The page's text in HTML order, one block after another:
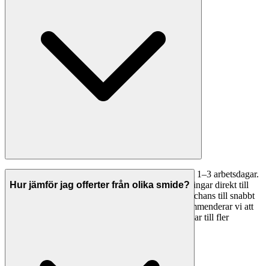
Intresserade smide i Sigtuna hör oftast av sig inom 1–3 arbetsdagar.
Med Svenska Hantverkare kan du skicka förfrågningar direkt till
flera företag samtidigt — fler mottagare ger bättre chans till snabbt
svar. Om du inte fått svar inom ett par dagar rekommenderar vi att
du kontaktar företaget direkt via telefon eller skickar till fler
Hur jämför jag offerter från olika smide?